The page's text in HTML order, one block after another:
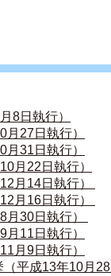
8日執行）
27日執行）
31日執行）
月22日執行）
月14日執行）
月16日執行）
月30日執行）
11日執行）
月9日執行）
平成13年10月28